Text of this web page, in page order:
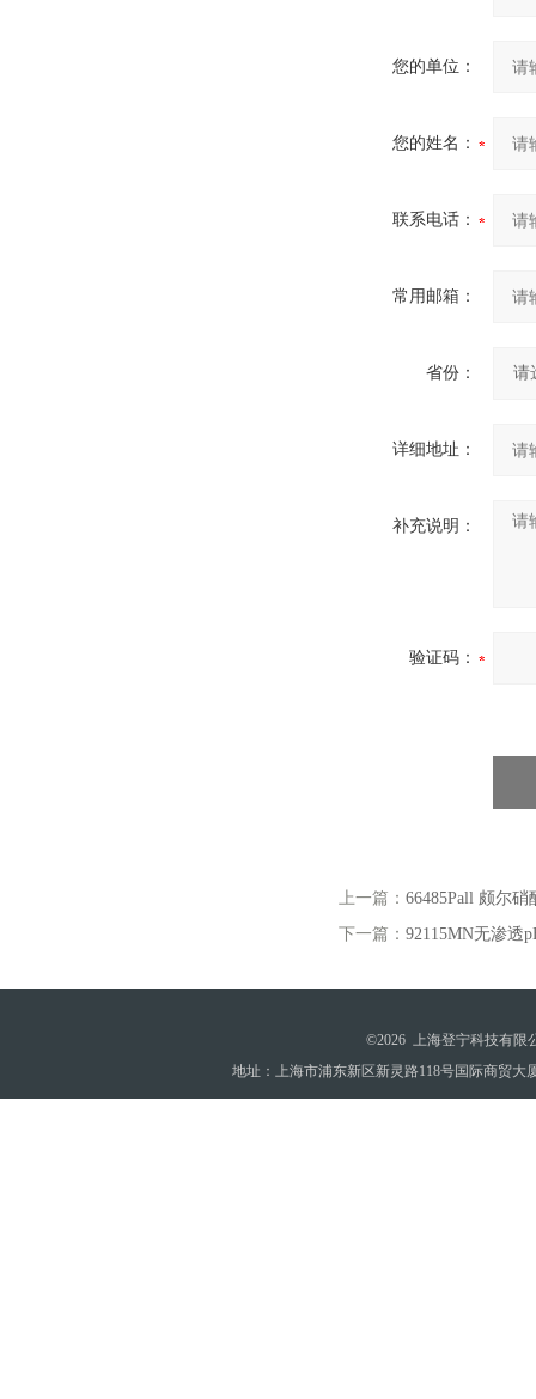
您的单位：
您的姓名：
联系电话：
常用邮箱：
省份：
详细地址：
补充说明：
验证码：
上一篇： 66485Pall 颇尔
下一篇： 92115MN无渗透
©2026 上海登宁科技有限
地址：上海市浦东新区新灵路118号国际商贸大